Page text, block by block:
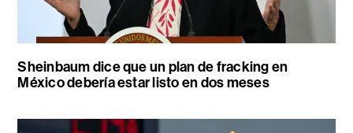
Sheinbaum dice que un plan de fracking en
México debería estar listo en dos meses